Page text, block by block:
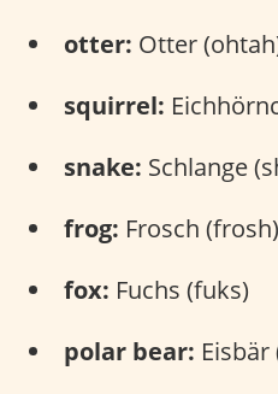
otter: Otter
squirrel:
snake: Schlange
frog: Frosch (frosh)
fox: Fuchs (fuks)
polar bear: Eisbär